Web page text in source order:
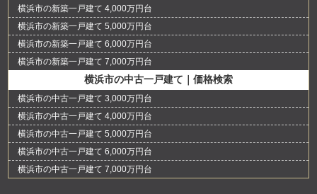
横浜市の新築一戸建て 4,000万円台
横浜市の新築一戸建て 5,000万円台
横浜市の新築一戸建て 6,000万円台
横浜市の新築一戸建て 7,000万円台
横浜市の中古一戸建て｜価格検索
横浜市の中古一戸建て 3,000万円台
横浜市の中古一戸建て 4,000万円台
横浜市の中古一戸建て 5,000万円台
横浜市の中古一戸建て 6,000万円台
横浜市の中古一戸建て 7,000万円台